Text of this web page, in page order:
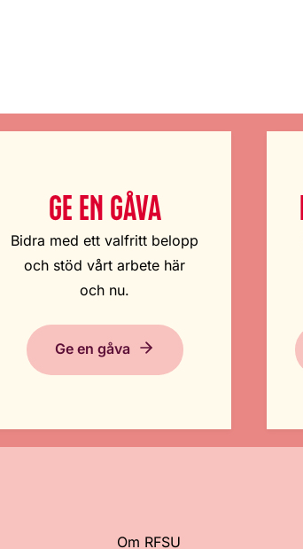
GE EN GÅVA
Bidra med ett valfritt belopp
och stöd vårt arbete här
och nu.
Ge en gåva
Om RFSU